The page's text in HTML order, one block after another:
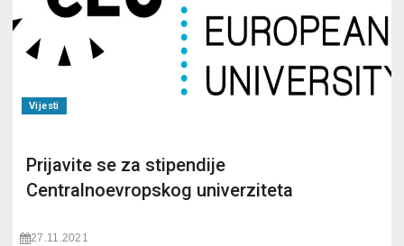
Vijesti
Prijavite se za stipendije
Centralnoevropskog univerziteta
27.11.2021